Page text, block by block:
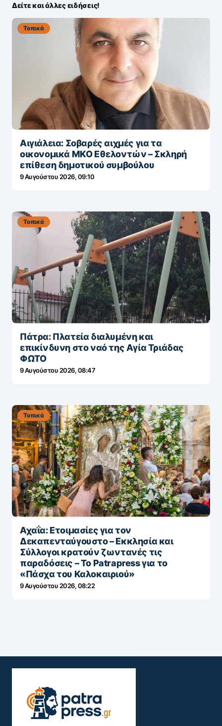
Δείτε και άλλες ειδήσεις!
Τοπικά
Αιγιάλεια: Σοβαρές αιχμές για τα
οικονομικά ΜΚΟ Εθελοντών – Σκληρή
επίθεση δημοτικού συμβούλου
9 Αυγούστου 2026, 09:10
Τοπικά
Πάτρα: Πλατεία διαλυμένη και
επικίνδυνη στο ναό της Αγία Τριάδας
ΦΩΤΟ
9 Αυγούστου 2026, 08:47
Τοπικά
Αχαΐα: Ετοιμασίες για τον
Δεκαπενταύγουστο – Εκκλησία και
Σύλλογοι κρατούν ζωντανές τις
παραδόσεις – Το Patrapress για το
«Πάσχα του Καλοκαιριού»
9 Αυγούστου 2026, 08:22